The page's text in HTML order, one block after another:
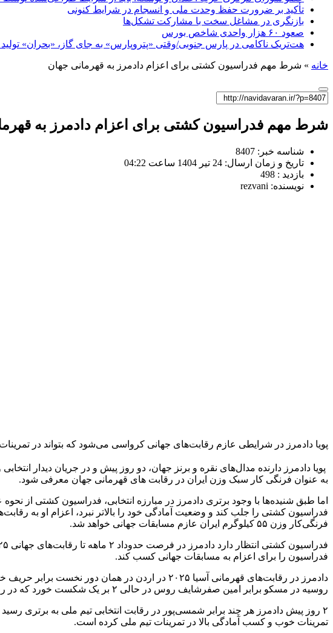
تأکید بر ضرورت حفظ وحدت ملی و انسجام در شرایط کنونی
بازنگری در مشاغل سخت با مشارکت تشکل‌ها
صعود ۶۰ هزار واحدی شاخص بورس
هت‌تریک ناکامی در پارس جنوبی/وقتی «پتروپارس» به جای گاز، «بحران»
خانه » شرط مهم فدراسیون کشتی برای اعزام دادمرز به قهرمانی جهان
شرط مهم فدراسیون کشتی برای اعزام دادمرز به
شناسه خبر: 8407
تاریخ و زمان ارسال: 24 تیر 1404 ساعت 04:22
بازدید : 498
نویسنده: rezvani
پویا دادمرز در شرایطی عازم رقابت‌های جهانی کرواسی می‌شود که بتواند در
به عنوان فرنگی کار سبک وزن ایران در رقابت های قهرمانی جهان معرفی شود.
اما طبق شنیده‌ها با وجود برتری دادمرز در مبارزه انتخابی، فدراسیون کشتی از
فدراسیون کشتی را جلب کند و وضعیت آمادگی خود را بالاتر نبرد، اعزام او به
فرنگی‌کار وزن ۵۵ کیلوگرم ایران عازم مسابقات جهانی خواهد شد.
فدراسیون را برای اعزام به مسابقات جهانی کسب کند.
روسیه در مسکو برابر امین صفرشایف روس در حالی ۲ بر یک شکست خورد که در رقابت‌های جهانی ۲۰۲۴ موفق به شکست او شده بود. این نتایج نیز در این تصمیم تاثیرگذار بوده است.
تمرینات خوب و کسب آمادگی بالا در تمرینات تیم ملی کرده است.